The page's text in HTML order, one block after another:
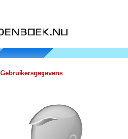
Gebruikersgegevens